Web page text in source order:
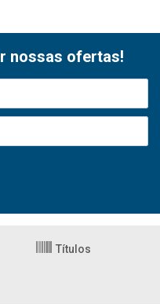
nossas ofertas!
Títulos